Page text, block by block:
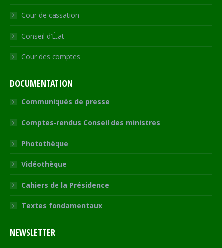
Cour de cassation
Conseil d’État
Cour des comptes
DOCUMENTATION
Communiqués de presse
Comptes-rendus Conseil des ministres
Photothèque
Vidéothèque
Cahiers de la Présidence
Textes fondamentaux
NEWSLETTER